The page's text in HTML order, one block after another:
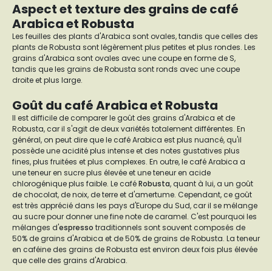
Aspect et texture des grains de café
Arabica et Robusta
Les feuilles des plants d'Arabica sont ovales, tandis que celles des
plants de Robusta sont légèrement plus petites et plus rondes. Les
grains d'Arabica sont ovales avec une coupe en forme de S,
tandis que les grains de Robusta sont ronds avec une coupe
droite et plus large.
Goût du café Arabica et Robusta
Il est difficile de comparer le goût des grains d'Arabica et de
Robusta, car il s'agit de deux variétés totalement différentes. En
général, on peut dire que le café Arabica est plus nuancé, qu'il
possède une acidité plus intense et des notes gustatives plus
fines, plus fruitées et plus complexes. En outre, le café Arabica a
une teneur en sucre plus élevée et une teneur en acide
chlorogénique plus faible. Le caféRobusta, quant à lui, a un goût
de chocolat, de noix, de terre et d'amertume. Cependant, ce goût
est très apprécié dans les pays d'Europe du Sud, car il se mélange
au sucre pour donner une fine note de caramel. C'est pourquoi les
mélanges d'espresso traditionnels sont souvent composés de
50% de grains d'Arabica et de 50% de grains de Robusta. La teneur
en caféine des grains de Robusta est environ deux fois plus élevée
que celle des grains d'Arabica.